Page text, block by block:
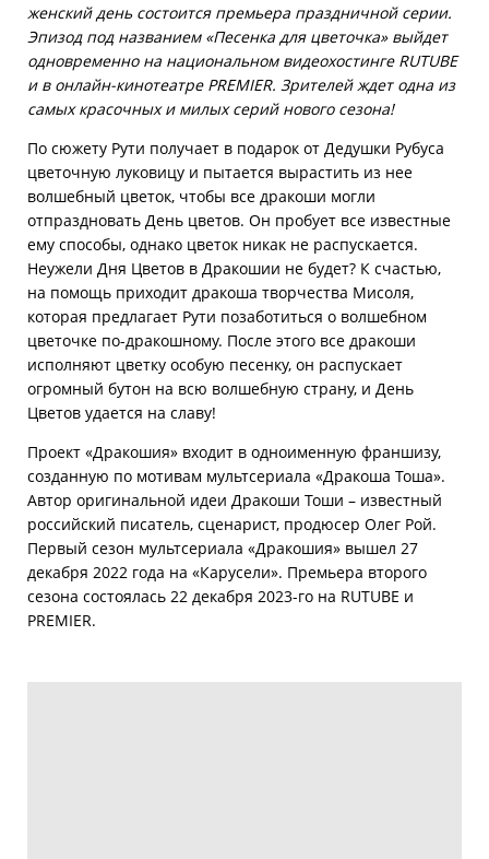
женский день состоится премьера праздничной серии.
Эпизод под названием «Песенка для цветочка» выйдет
одновременно на национальном видеохостинге RUTUBE
и в онлайн-кинотеатре PREMIER. Зрителей ждет одна из
самых красочных и милых серий нового сезона!
По сюжету Рути получает в подарок от Дедушки Рубуса
цветочную луковицу и пытается вырастить из нее
волшебный цветок, чтобы все дракоши могли
отпраздновать День цветов. Он пробует все известные
ему способы, однако цветок никак не распускается.
Неужели Дня Цветов в Дракошии не будет? К счастью,
на помощь приходит дракоша творчества Мисоля,
которая предлагает Рути позаботиться о волшебном
цветочке по-дракошному. После этого все дракоши
исполняют цветку особую песенку, он распускает
огромный бутон на всю волшебную страну, и День
Цветов удается на славу!
Проект «Дракошия» входит в одноименную франшизу,
созданную по мотивам мультсериала «Дракоша Тоша».
Автор оригинальной идеи Дракоши Тоши – известный
российский писатель, сценарист, продюсер Олег Рой.
Первый сезон мультсериала «Дракошия» вышел 27
декабря 2022 года на «Карусели». Премьера второго
сезона состоялась 22 декабря 2023-го на RUTUBE и
PREMIER.